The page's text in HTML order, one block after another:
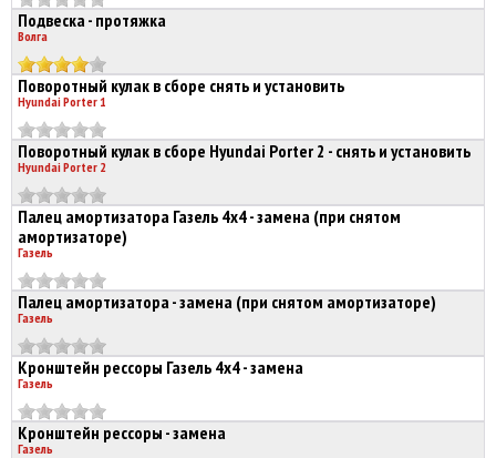
Подвеска - протяжка
Волга
Поворотный кулак в сборе снять и установить
Hyundai Porter 1
Поворотный кулак в сборе Hyundai Porter 2 - снять и установить
Hyundai Porter 2
Палец амортизатора Газель 4х4 - замена (при снятом
амортизаторе)
Газель
Палец амортизатора - замена (при снятом амортизаторе)
Газель
Кронштейн рессоры Газель 4х4 - замена
Газель
Кронштейн рессоры - замена
Газель